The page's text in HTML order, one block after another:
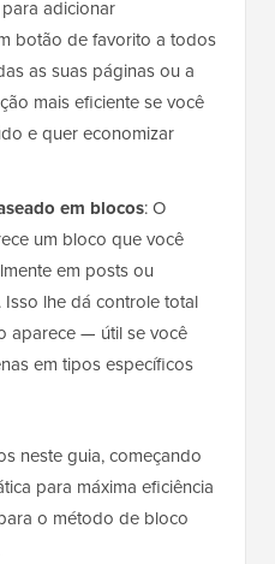
adicionar
botão de favorito a todos
as suas páginas ou a
mais eficiente se você
e quer economizar
em blocos: O
um bloco que você
em posts ou
lhe dá controle total
aparece — útil se você
em tipos específicos
neste guia, começando
para máxima eficiência
o método de bloco